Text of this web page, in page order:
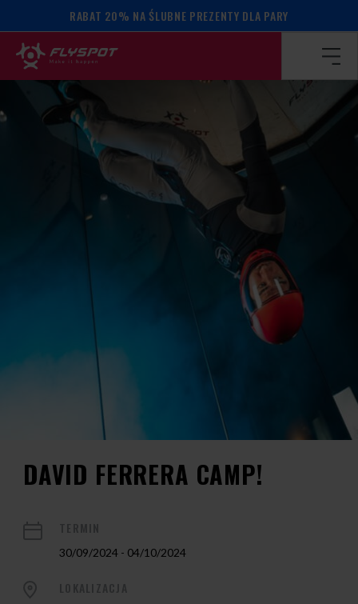
RABAT 20% NA ŚLUBNE PREZENTY DLA PARY
Strona główna / Kalendarz wydarzeń / David Ferrera camp!
DAVID FERRERA CAMP!
30/09/2024 - 04/10/2024